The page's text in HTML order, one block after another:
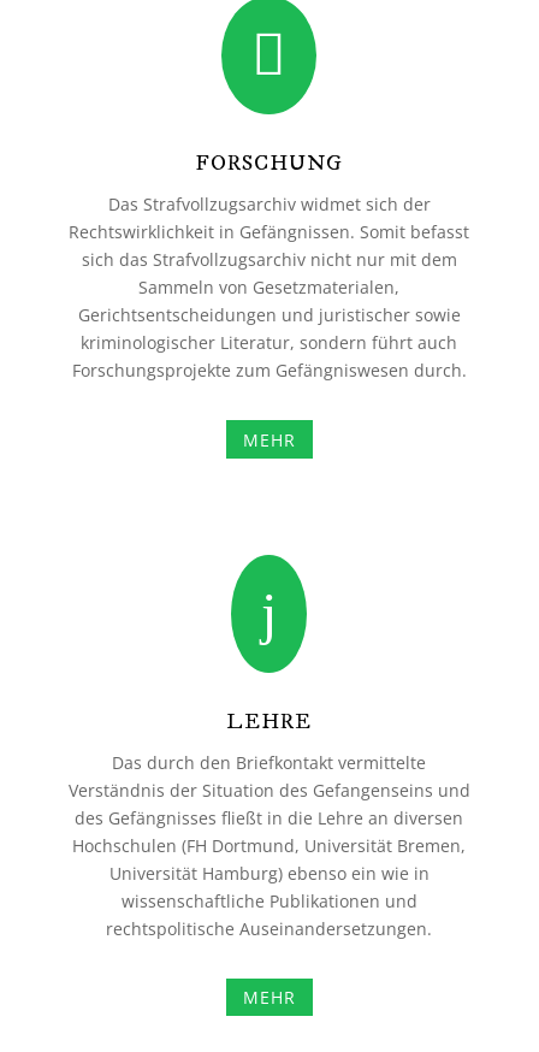

FORSCHUNG
Das Strafvollzugsarchiv widmet sich der
Rechtswirklichkeit in Gefängnissen. Somit befasst
sich das Strafvollzugsarchiv nicht nur mit dem
Sammeln von Gesetzmaterialen,
Gerichtsentscheidungen und juristischer sowie
kriminologischer Literatur, sondern führt auch
Forschungsprojekte zum Gefängniswesen durch.
MEHR
j
LEHRE
Das durch den Briefkontakt vermittelte
Verständnis der Situation des Gefangenseins und
des Gefängnisses fließt in die Lehre an diversen
Hochschulen (FH Dortmund, Universität Bremen,
Universität Hamburg) ebenso ein wie in
wissenschaftliche Publikationen und
rechtspolitische Auseinandersetzungen.
MEHR